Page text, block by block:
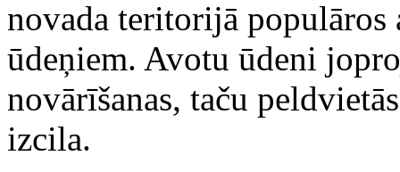
novada teritorijā populāros
ūdeņiem. Avotu ūdeni
novārīšanas, taču
izcila.